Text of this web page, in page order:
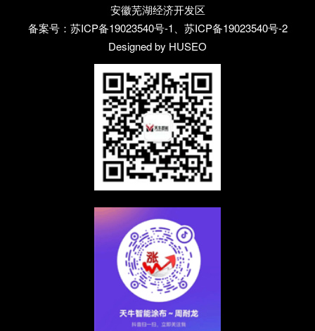
安徽芜湖经济开发区
备案号： 苏ICP备19023540号-1、苏ICP备19023540号-2
Designed by HUSEO